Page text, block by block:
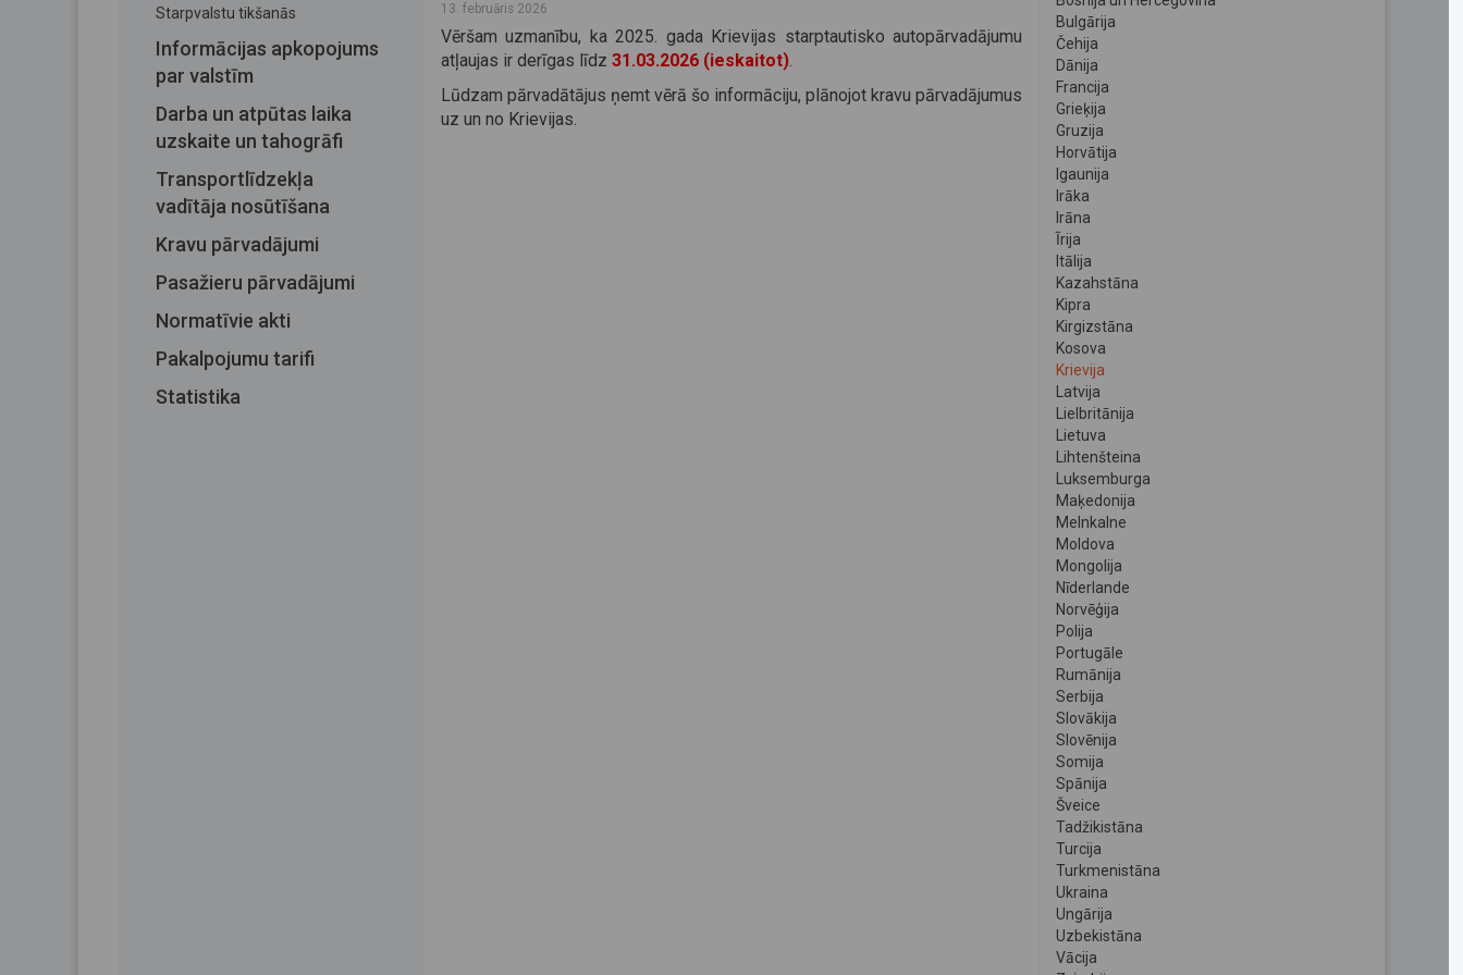
Starpvalstu tikšanās
Informācijas apkopojums
par valstīm
Darba un atpūtas laika
uzskaite un tahogrāfi
Transportlīdzekļa
vadītāja nosūtīšana
Kravu pārvadājumi
Pasažieru pārvadājumi
Normatīvie akti
Pakalpojumu tarifi
Statistika
13. februāris 2026
Vēršam uzmanību, ka 2025. gada Krievijas starptautisko autopārvadājumu
atļaujas ir derīgas līdz 31.03.2026 (ieskaitot).
Lūdzam pārvadātājus ņemt vērā šo informāciju, plānojot kravu pārvadājumus
uz un no Krievijas.
Bulgārija
Čehija
Dānija
Francija
Grieķija
Gruzija
Horvātija
Igaunija
Irāka
Irāna
Īrija
Itālija
Kazahstāna
Kipra
Kirgizstāna
Kosova
Krievija
Latvija
Lielbritānija
Lietuva
Lihtenšteina
Luksemburga
Maķedonija
Melnkalne
Moldova
Mongolija
Nīderlande
Norvēģija
Polija
Portugāle
Rumānija
Serbija
Slovākija
Slovēnija
Somija
Spānija
Šveice
Tadžikistāna
Turcija
Turkmenistāna
Ukraina
Ungārija
Uzbekistāna
Vācija